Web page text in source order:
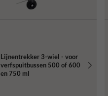
Lijnentrekker 3-wiel - voor
verfspuitbussen 500 of 600
en 750 ml